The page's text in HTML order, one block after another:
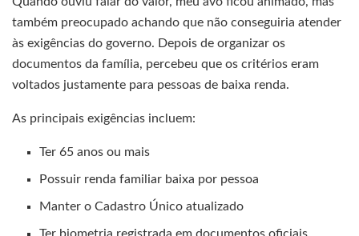
também preocupado achando que não conseguiria atender
às exigências do governo. Depois de organizar os
documentos da família, percebeu que os critérios eram
voltados justamente para pessoas de baixa renda.
As principais exigências incluem:
Ter 65 anos ou mais
Possuir renda familiar baixa por pessoa
Manter o Cadastro Único atualizado